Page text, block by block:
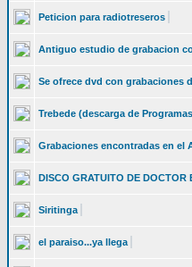
Peticion para radiotreseros
Antiguo estudio de grabacion
Se ofrece dvd con grabaciones
Trebede (descarga de
Grabaciones encontradas en el
DISCO GRATUITO DE DOCTOR
Siritinga
el paraiso...ya llega